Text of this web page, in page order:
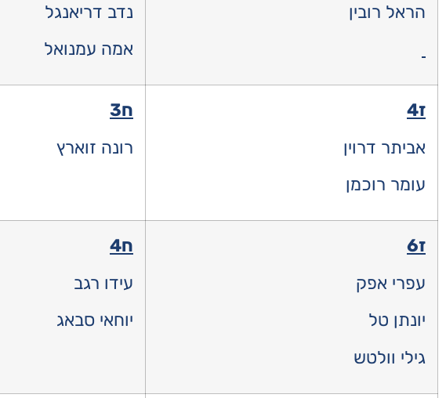
הראל רובין
נדב דריאנגל
אמה עמנואל
ז4
אביתר דרוין
עומר רוכמן
ח3
רונה זוארץ
ז6
עפרי אפק
יונתן טל
גילי וולטש
ח4
עידו רגב
יוחאי סבאג